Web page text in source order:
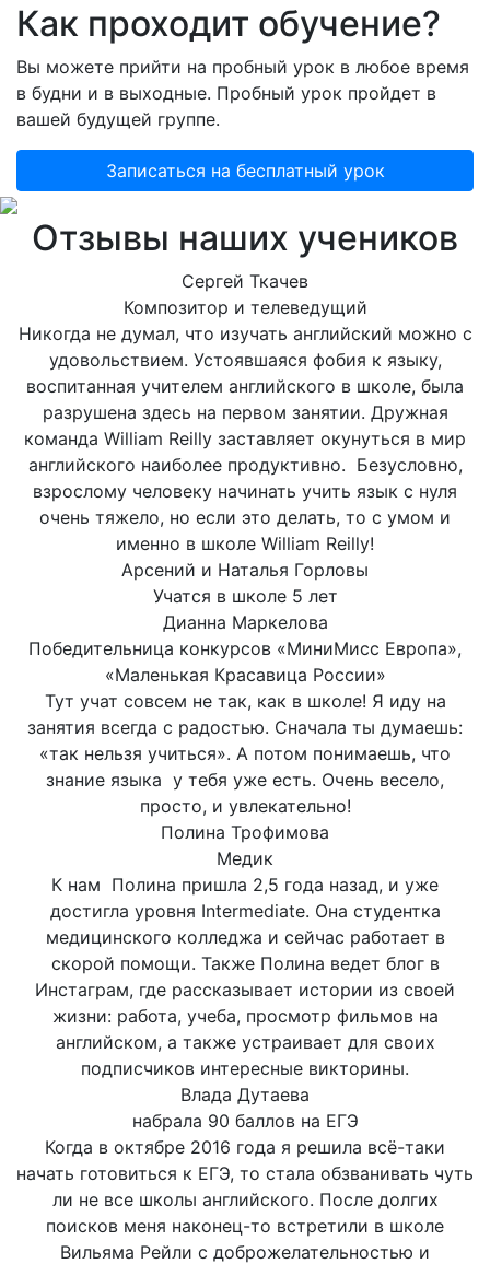
Как проходит обучение?
Вы можете прийти на пробный урок в любое время
в будни и в выходные. Пробный урок пройдет в
вашей будущей группе.
Записаться на бесплатный урок
Отзывы наших учеников
Сергей Ткачев
Композитор и телеведущий
Никогда не думал, что изучать английский можно с
удовольствием. Устоявшаяся фобия к языку,
воспитанная учителем английского в школе, была
разрушена здесь на первом занятии. Дружная
команда William Reilly заставляет окунуться в мир
английского наиболее продуктивно. Безусловно,
взрослому человеку начинать учить язык с нуля
очень тяжело, но если это делать, то с умом и
именно в школе William Reilly!
Арсений и Наталья Горловы
Учатся в школе 5 лет
Дианна Маркелова
Победительница конкурсов «МиниМисс Европа»,
«Маленькая Красавица России»
Тут учат совсем не так, как в школе! Я иду на
занятия всегда с радостью. Сначала ты думаешь:
«так нельзя учиться». А потом понимаешь, что
знание языка у тебя уже есть. Очень весело,
просто, и увлекательно!
Полина Трофимова
Медик
К нам Полина пришла 2,5 года назад, и уже
достигла уровня Intermediate. Она студентка
медицинского колледжа и сейчас работает в
скорой помощи. Также Полина ведет блог в
Инстаграм, где рассказывает истории из своей
жизни: работа, учеба, просмотр фильмов на
английском, а также устраивает для своих
подписчиков интересные викторины.
Влада Дутаева
набрала 90 баллов на ЕГЭ
Когда в октябре 2016 года я решила всё-таки
начать готовиться к ЕГЭ, то стала обзванивать чуть
ли не все школы английского. После долгих
поисков меня наконец-то встретили в школе
Вильяма Рейли с доброжелательностью и